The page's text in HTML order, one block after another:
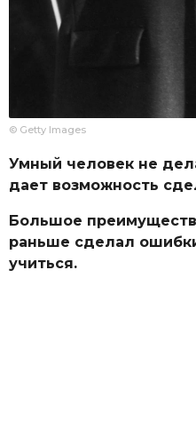
© Getty Images
Умный человек не
дает возможность
Большое
раньше сделал
учиться.